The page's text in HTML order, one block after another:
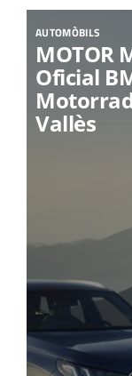
AUTOMÒBILS
MOTOR
Oficial
Vallès